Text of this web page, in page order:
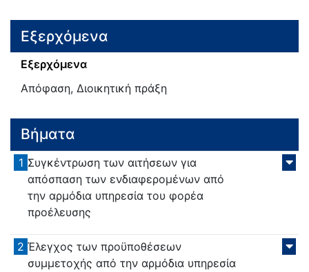
Εξερχόμενα
Εξερχόμενα
Απόφαση, Διοικητική πράξη
Βήματα
1 Συγκέντρωση των αιτήσεων για
απόσπαση των ενδιαφερομένων από
την αρμόδια υπηρεσία του φορέα
προέλευσης
2 Έλεγχος των προϋποθέσεων
συμμετοχής από την αρμόδια υπηρεσία